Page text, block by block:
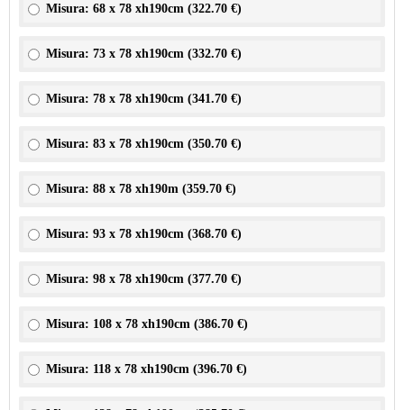
Misura: 68 x 78 xh190cm (322.70 €)
Misura: 73 x 78 xh190cm (332.70 €)
Misura: 78 x 78 xh190cm (341.70 €)
Misura: 83 x 78 xh190cm (350.70 €)
Misura: 88 x 78 xh190m (359.70 €)
Misura: 93 x 78 xh190cm (368.70 €)
Misura: 98 x 78 xh190cm (377.70 €)
Misura: 108 x 78 xh190cm (386.70 €)
Misura: 118 x 78 xh190cm (396.70 €)